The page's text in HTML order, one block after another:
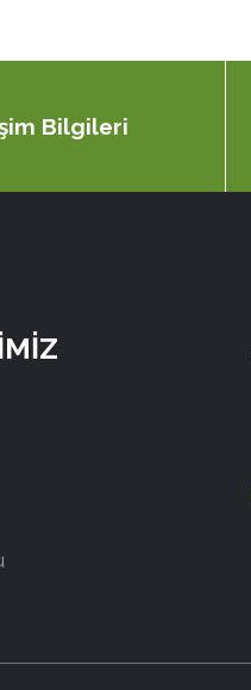
Bilgileri